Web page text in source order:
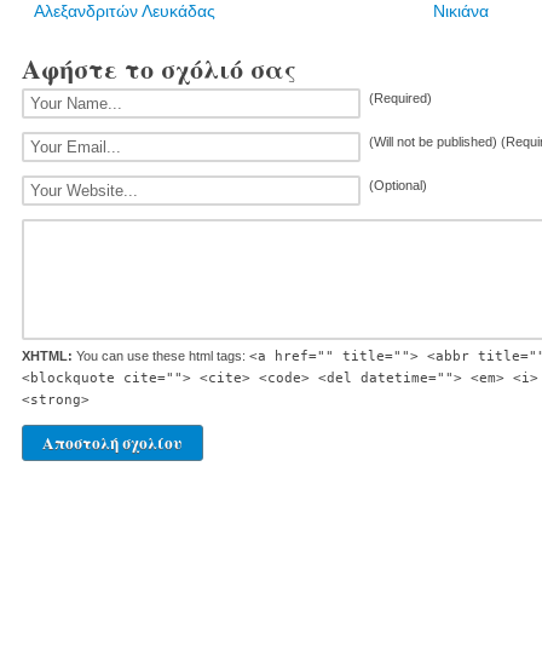
Αλεξανδριτών Λευκάδας
Νικιάνα
Αφήστε το σχόλιό σας
(Required)
(Will not be published)
(Optional)
XHTML: You can use these html tags: <a href="" title=""> <abbr
<blockquote cite=""> <cite> <code> <del datetime=""> <em>
<strong>